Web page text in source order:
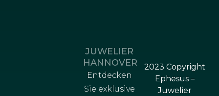
JUWELIER
HANNOVER
Entdecken
Sie exklusive
2023 Copyright
Ephesus –
Juwelier